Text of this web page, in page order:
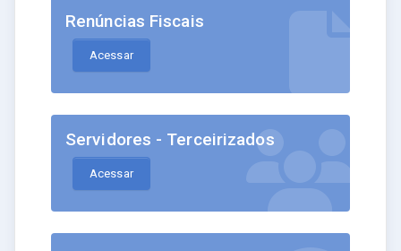
Renúncias Fiscais
Acessar
Servidores - Terceirizados
Acessar